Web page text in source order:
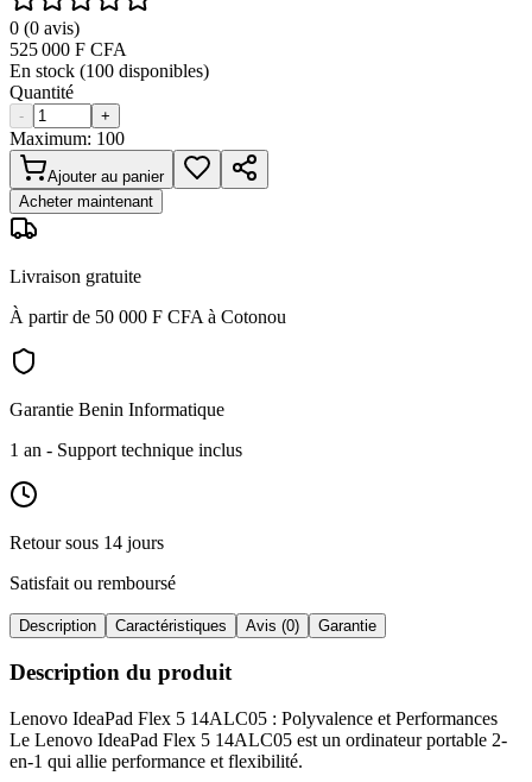
0 (0 avis)
525 000 F CFA
En stock (100 disponibles)
Quantité
- +
Maximum: 100
Ajouter au panier
Acheter maintenant
Livraison gratuite
À partir de 50 000 F CFA à Cotonou
Garantie Benin Informatique
1 an - Support technique inclus
Retour sous 14 jours
Satisfait ou remboursé
Description Caractéristiques Avis (0) Garantie
Description du produit
Lenovo IdeaPad Flex 5 14ALC05 : Polyvalence et Performances
Le Lenovo IdeaPad Flex 5 14ALC05 est un ordinateur portable 2-
en-1 qui allie performance et flexibilité.